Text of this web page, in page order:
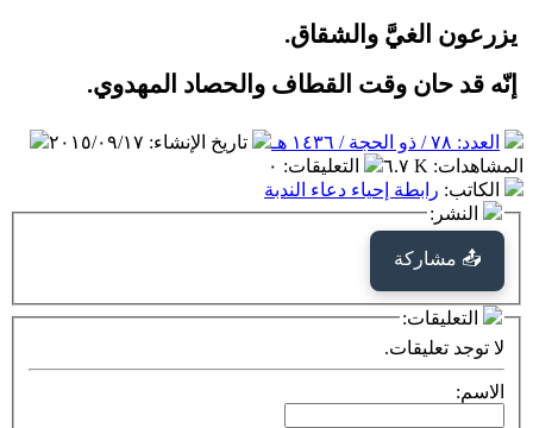
يزرعون الغيَّ والشقاق.
إنّه قد حان وقت القطاف والحصاد المهدوي.
العدد: ٧٨ / ذو الحجة / ١٤٣٦ هـ تاريخ الإنشاء: ٢٠١٥/٠٩/١٧
المشاهدات: ٦.٧ K التعليقات: ٠
الكاتب: رابطة إحياء دعاء الندبة
النشر:
📤 مشاركة
التعليقات:
لا توجد تعليقات.
الاسم: